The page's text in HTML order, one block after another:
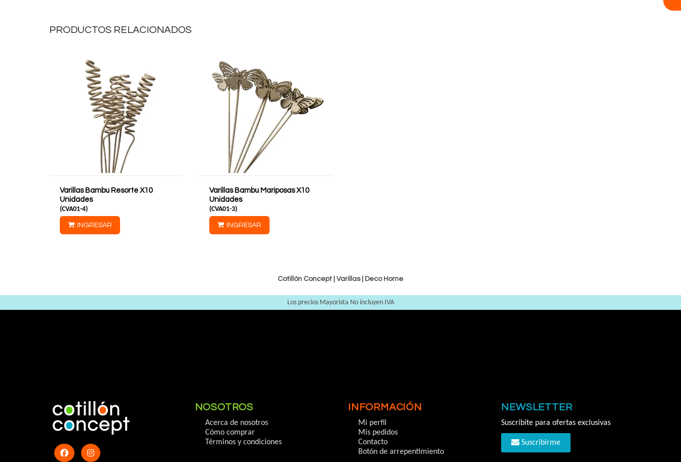
PRODUCTOS RELACIONADOS
Varillas Bambu Resorte X10
Unidades
(CVA01-4)
INGRESAR
Varillas Bambu Mariposas X10
Unidades
(CVA01-3)
INGRESAR
Cotillón Concept | Varillas| Deco Home
Los precios Mayorista No incluyen IVA
NOSOTROS
Acerca de nosotros
Cómo comprar
Términos y condiciones
INFORMACIÓN
Mi perfil
Mis pedidos
Contacto
Botón de arrepentimiento
NEWSLETTER
Suscribite para ofertas exclusivas
Suscribirme